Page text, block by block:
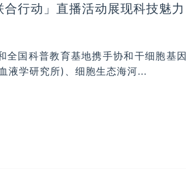
行动」直播活动展现科技魅力
国科普教育基地携手协和干细胞基因
液学研究所)、细胞生态海河...